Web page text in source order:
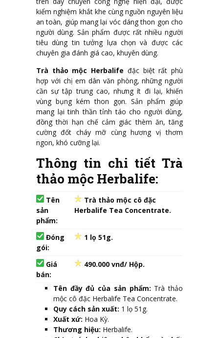
kiểm nghiệm khắt khe cùng nguồn nguyên liệu
an toàn, giúp mang lại vóc dáng thon gọn cho
người dùng. Sản phẩm được rất nhiều người
tiêu dùng tin tưởng lựa chọn và được các
chuyên gia đánh giá cao, khuyên dùng.
Trà thảo mộc Herbalife đặc biệt rất phù
hợp với chị em dân văn phòng, những người
cần sự tập trung cao, nhưng ít đi lại, khiến
vùng bụng kém thon gọn. Sản phẩm giúp
mang lại tinh thần tỉnh táo cho người dùng,
đồng thời hạn chế cảm giác thèm ăn, tăng
cường đốt cháy mỡ cùng hương vị thơm
ngon, khó cưỡng lại.
Thông tin chi tiết Trà
thảo mộc Herbalife:
Tên
sản
phẩm:
Trà thảo mộc cô đặc
Herbalife Tea Concentrate.
Đóng
gói:
1 lọ 51g.
Giá
bán:
490.000 vnđ/ Hộp.
Tên đầy đủ của sản phẩm: Trà thảo
mộc cô đặc Herbalife Tea Concentrate.
Quy cách sản xuất: 1 lọ 51g.
Xuất xứ: Hoa Kỳ.
Thương hiệu: Herbalife.